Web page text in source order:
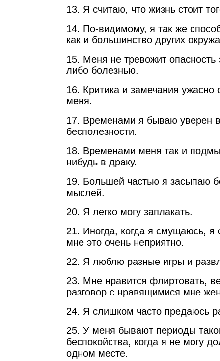
13. Я считаю, что жизнь стоит
14. По-видимому, я так же
как и большинство других
15. Меня не тревожит опасность
либо болезнью.
16. Критика и замечания ужасно
меня.
17. Временами я бываю уверен
бесполезности.
18. Временами меня так и
нибудь в драку.
19. Большей частью я засыпаю
мыслей.
20. Я легко могу заплакать.
21. Иногда, когда я смущаюсь, я
мне это очень неприятно.
22. Я люблю разные игры и
23. Мне нравится флиртовать,
разговор с нравящимися мне
24. Я слишком часто предаюсь
25. У меня бывают периоды
беспокойства, когда я не могу
одном месте.